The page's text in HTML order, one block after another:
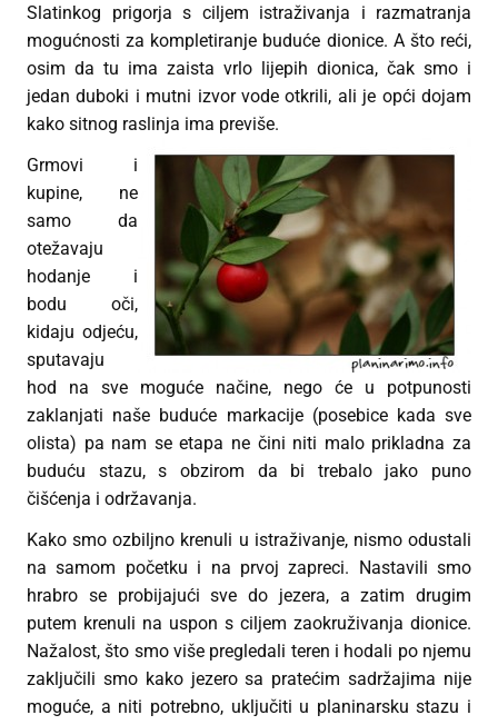
Slatinkog prigorja s ciljem istraživanja i razmatranja
mogućnosti za kompletiranje buduće dionice. A što reći,
osim da tu ima zaista vrlo lijepih dionica, čak smo i
jedan duboki i mutni izvor vode otkrili, ali je opći dojam
kako sitnog raslinja ima previše.
Grmovi i
kupine, ne
samo da
otežavaju
hodanje i
bodu oči,
kidaju odjeću,
sputavaju
hod na sve moguće načine, nego će u potpunosti
zaklanjati naše buduće markacije (posebice kada sve
olista) pa nam se etapa ne čini niti malo prikladna za
buduću stazu, s obzirom da bi trebalo jako puno
čišćenja i održavanja.
Kako smo ozbiljno krenuli u istraživanje, nismo odustali
na samom početku i na prvoj zapreci. Nastavili smo
hrabro se probijajući sve do jezera, a zatim drugim
putem krenuli na uspon s ciljem zaokruživanja dionice.
Nažalost, što smo više pregledali teren i hodali po njemu
zaključili smo kako jezero sa pratećim sadržajima nije
moguće, a niti potrebno, uključiti u planinarsku stazu i